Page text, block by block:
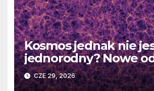
Kosmos jednak nie
jednorodny? Nowe
DESI burzą
zasady kosmologii
CZE 29, 2026